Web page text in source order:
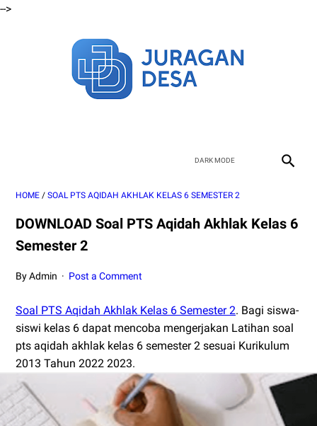
-->
HOME / SOAL PTS AQIDAH AKHLAK KELAS 6 SEMESTER 2
DOWNLOAD Soal PTS Aqidah Akhlak Kelas 6
Semester 2
By Admin Post a Comment
Soal PTS Aqidah Akhlak Kelas 6 Semester 2. Bagi siswa-
siswi kelas 6 dapat mencoba mengerjakan Latihan soal
pts aqidah akhlak kelas 6 semester 2 sesuai Kurikulum
2013 Tahun 2022 2023.